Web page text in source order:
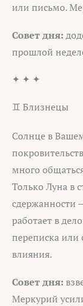
или письмо.
Совет дня:
прошлой
✦ ✦ ✦
♊ Близнецы
Солнце в
много
Только Луна в
сдержанности
работает в
переписка или
влияния.
Совет дня:
Меркурий